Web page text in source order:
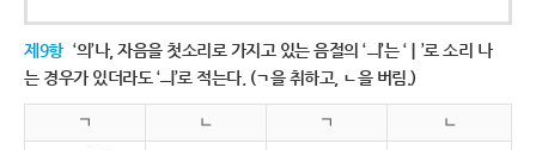
제9항 ‘의’나, 자음을 첫소리로 가지고 있는 음절의 ‘ㅢ’는 ‘ㅣ’로 소리 나
는 경우가 있더라도 ‘ㅢ’로 적는다. (ㄱ을 취하고, ㄴ을 버림.)
ㄱ ㄴ ㄱ ㄴ